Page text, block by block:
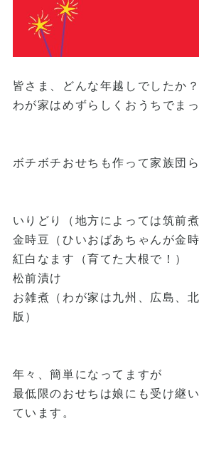
皆さま、どんな年越しでしたか？
わが家はめずらしくおうちでま
ボチボチおせちも作って家族団ら
いりどり（地方によっては筑前
金時豆（ひいおばあちゃんが金
紅白なます（育てた大根で！）
松前漬け
お雑煮（わが家は九州、広島、
版）
年々、簡単になってますが
最低限のおせちは娘にも受け継
ています。